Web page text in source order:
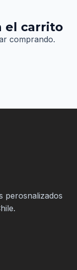
el carrito
comprando.
perosnalizados